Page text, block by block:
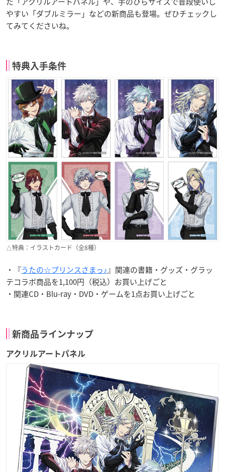
やすい「ダブルミラー」などの新商品も登場。ぜひチェックし
てみてくださいね。
特典入手条件
△特典：イラストカード（全8種）
・『うたの☆プリンスさまっ♪』関連の書籍・グッズ・グラッ
テコラボ商品を1,100円（税込）お買い上げごと
・関連CD・Blu-ray・DVD・ゲームを1点お買い上げごと
新商品ラインナップ
アクリルアートパネル